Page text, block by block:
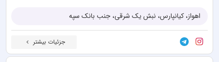
اهواز، کیانپارس، نبش یک شرقی، جنب بانک سپه
جزئیات بیشتر